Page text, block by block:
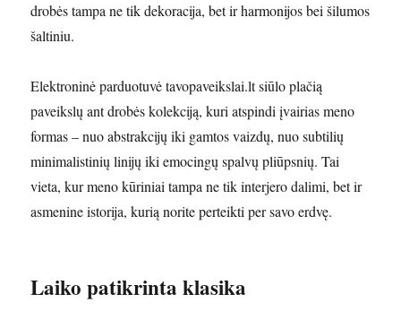
drobės tampa ne tik dekoracija, bet ir harmonijos bei šilumos
šaltiniu.
Elektroninė parduotuvė tavopaveikslai.lt siūlo plačią
paveikslų ant drobės kolekciją, kuri atspindi įvairias meno
formas – nuo abstrakcijų iki gamtos vaizdų, nuo subtilių
minimalistinių linijų iki emocingų spalvų pliūpsnių. Tai
vieta, kur meno kūriniai tampa ne tik interjero dalimi, bet ir
asmenine istorija, kurią norite perteikti per savo erdvę.
Laiko patikrinta klasika